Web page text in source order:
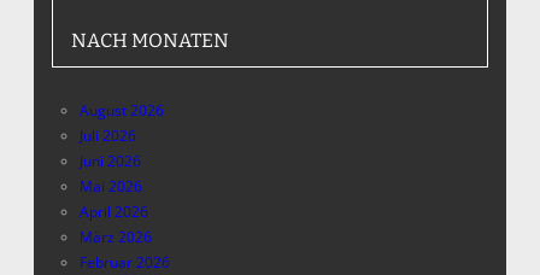
NACH MONATEN
August 2026
Juli 2026
Juni 2026
Mai 2026
April 2026
März 2026
Februar 2026